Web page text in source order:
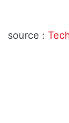
source :